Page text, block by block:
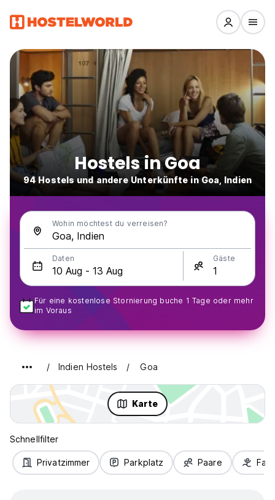
Hostels in Goa
94 Hostels und andere Unterkünfte in Goa, Indien
Wohin möchtest du verreisen?
Daten Gäste
Für eine kostenlose Stornierung buche 1 Tage oder mehr
im Voraus
Indien Hostels Goa
Karte
Schnellfilter
Privatzimmer Parkplatz Paare